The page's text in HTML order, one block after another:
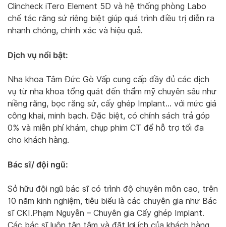
Clincheck iTero Element 5D và hệ thống phòng Labo
chế tác răng sứ riêng biệt giúp quá trình điều trị diễn ra
nhanh chóng, chính xác và hiệu quả.
Dịch vụ nổi bật:
Nha khoa Tâm Đức Gò Vấp cung cấp đầy đủ các dịch
vụ từ nha khoa tổng quát đến thẩm mỹ chuyên sâu như
niềng răng, bọc răng sứ, cấy ghép Implant… với mức giá
công khai, minh bạch. Đặc biệt, có chính sách trả góp
0% và miễn phí khám, chụp phim CT để hỗ trợ tối đa
cho khách hàng.
Bác sĩ/ đội ngũ:
Sở hữu đội ngũ bác sĩ có trình độ chuyên môn cao, trên
10 năm kinh nghiệm, tiêu biểu là các chuyên gia như Bác
sĩ CKI.Phạm Nguyễn – Chuyên gia Cấy ghép Implant.